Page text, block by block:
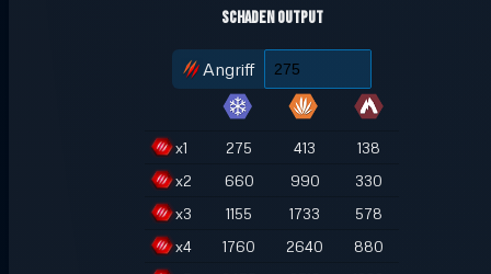
Schaden Output
Angriff
x1 275 413
138
x2 660 990
330
x3 1155 1733
578
x4 1760 2640
880